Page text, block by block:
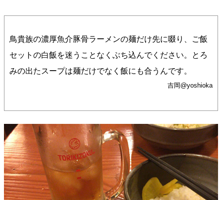
鳥貴族の濃厚魚介豚骨ラーメンの麺だけ先に啜り、ご飯
セットの白飯を迷うことなくぶち込んでください。とろ
みの出たスープは麺だけでなく飯にも合うんです。
吉岡@yoshioka